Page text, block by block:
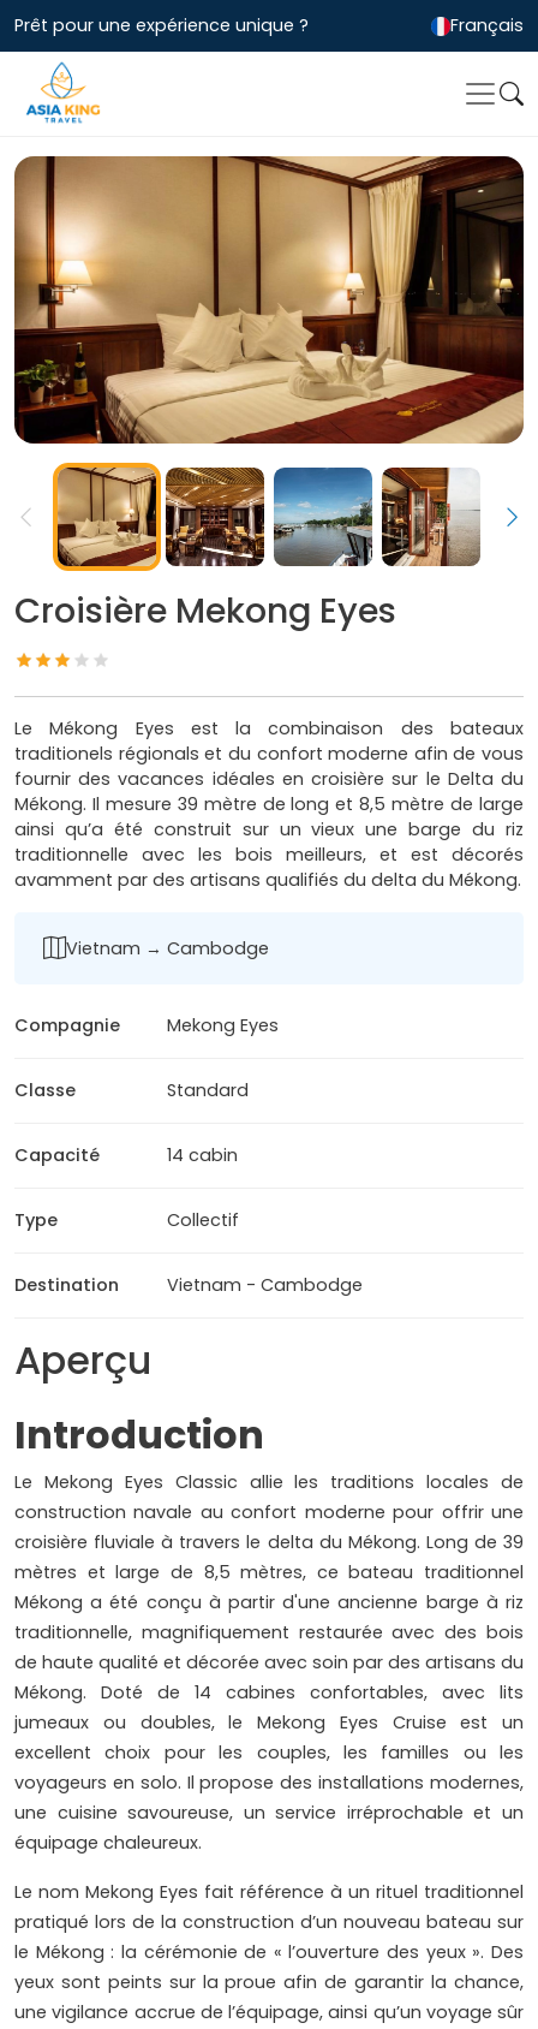
Prêt pour une expérience unique ? Français
Croisière Mekong Eyes
Le Mékong Eyes est la combinaison des bateaux
traditionels régionals et du confort moderne afin de vous
fournir des vacances idéales en croisière sur le Delta du
Mékong. Il mesure 39 mètre de long et 8,5 mètre de large
ainsi qu’a été construit sur un vieux une barge du riz
traditionnelle avec les bois meilleurs, et est décorés
avamment par des artisans qualifiés du delta du Mékong.
Vietnam → Cambodge
Compagnie Mekong Eyes
Classe Standard
Capacité 14 cabin
Type Collectif
Destination Vietnam - Cambodge
Aperçu
Introduction
Le Mekong Eyes Classic allie les traditions locales de
construction navale au confort moderne pour offrir une
croisière fluviale à travers le delta du Mékong. Long de 39
mètres et large de 8,5 mètres, ce bateau traditionnel
Mékong a été conçu à partir d'une ancienne barge à riz
traditionnelle, magnifiquement restaurée avec des bois
de haute qualité et décorée avec soin par des artisans du
Mékong. Doté de 14 cabines confortables, avec lits
jumeaux ou doubles, le Mekong Eyes Cruise est un
excellent choix pour les couples, les familles ou les
voyageurs en solo. Il propose des installations modernes,
une cuisine savoureuse, un service irréprochable et un
équipage chaleureux.
Le nom Mekong Eyes fait référence à un rituel traditionnel
pratiqué lors de la construction d’un nouveau bateau sur
le Mékong : la cérémonie de « l’ouverture des yeux ». Des
yeux sont peints sur la proue afin de garantir la chance,
une vigilance accrue de l’équipage, ainsi qu’un voyage sûr